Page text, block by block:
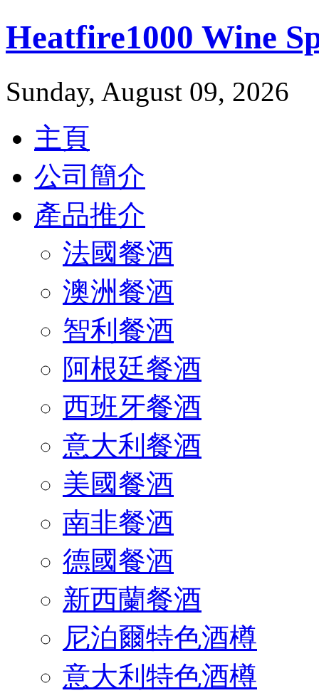
Heatfire1000 Wine
Sunday, August 09, 2026
主頁
公司簡介
產品推介
法國餐酒
澳洲餐酒
智利餐酒
阿根廷餐酒
西班牙餐酒
意大利餐酒
美國餐酒
南非餐酒
德國餐酒
新西蘭餐酒
尼泊爾特色酒樽
意大利特色酒樽